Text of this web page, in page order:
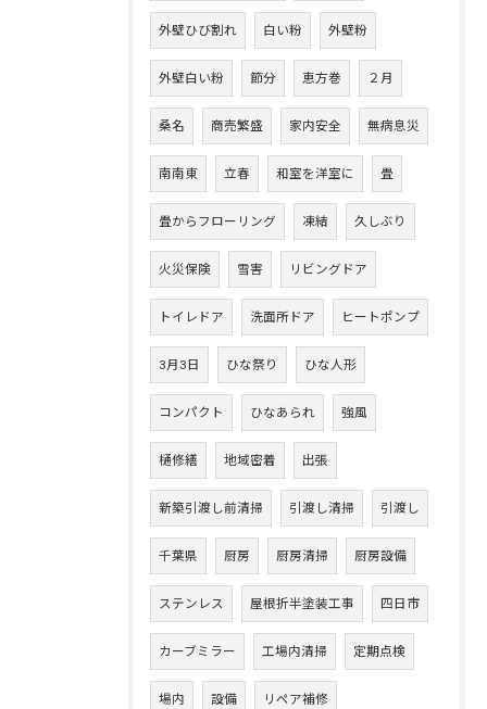
外壁ひび割れ 白い粉 外壁粉
外壁白い粉 節分 恵方巻 ２月
桑名 商売繁盛 家内安全 無病息災
南南東 立春 和室を洋室に 畳
畳からフローリング 凍結 久しぶり
火災保険 雪害 リビングドア
トイレドア 洗面所ドア ヒートポンプ
3月3日 ひな祭り ひな人形
コンパクト ひなあられ 強風
樋修繕 地域密着 出張
新築引渡し前清掃 引渡し清掃 引渡し
千葉県 厨房 厨房清掃 厨房設備
ステンレス 屋根折半塗装工事 四日市
カーブミラー 工場内清掃 定期点検
場内 設備 リペア補修